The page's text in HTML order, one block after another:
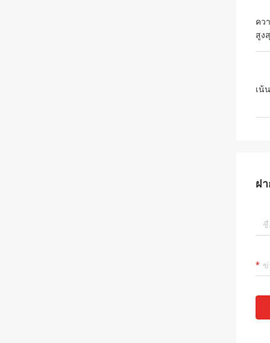
คว
สูง
เน้น
ฝ